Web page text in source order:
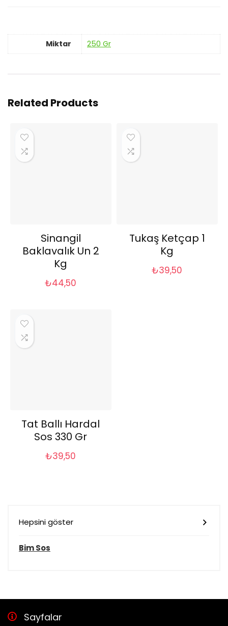
Miktar 250 Gr
Related Products
Sinangil
Baklavalık Un 2
Kg
₺44,50
Tukaş Ketçap 1
Kg
₺39,50
Tat Ballı Hardal
Sos 330 Gr
₺39,50
Hepsini göster
Bim Sos
Sayfalar